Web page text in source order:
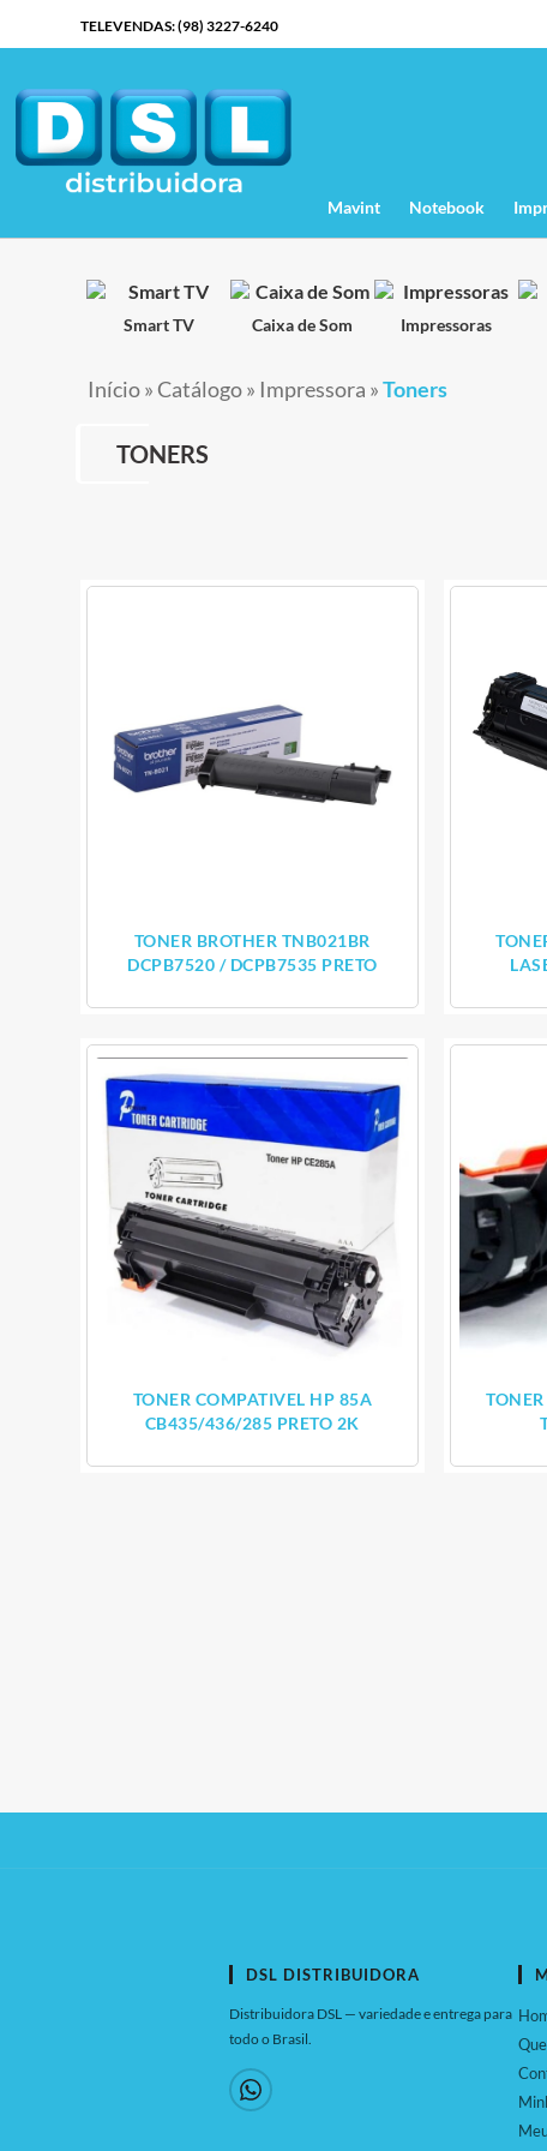
TELEVENDAS: (98) 3227-6240
Mavint Notebook
Smart TV Caixa de Som Impressoras
Início» Catálogo» Impressora »Toners
TONERS
TONER BROTHER TNB021BR
DCPB7520 / DCPB7535 PRETO
TONER COMPATIVEL HP 85A
CB435/436/285 PRETO 2K
DSL DISTRIBUIDORA
Distribuidora DSL — variedade e entrega para
todo o Brasil.